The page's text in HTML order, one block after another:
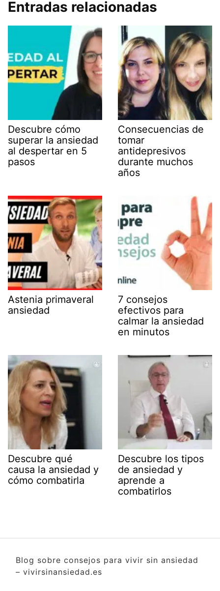
Entradas relacionadas
Descubre cómo
superar la ansiedad
al despertar en 5
pasos
Consecuencias de
tomar
antidepresivos
durante muchos
años
Astenia primaveral
ansiedad
7 consejos
efectivos para
calmar la ansiedad
en minutos
Descubre qué
causa la ansiedad y
cómo combatirla
Descubre los tipos
de ansiedad y
aprende a
combatirlos
Blog sobre consejos para vivir sin ansiedad
– vivirsinansiedad.es